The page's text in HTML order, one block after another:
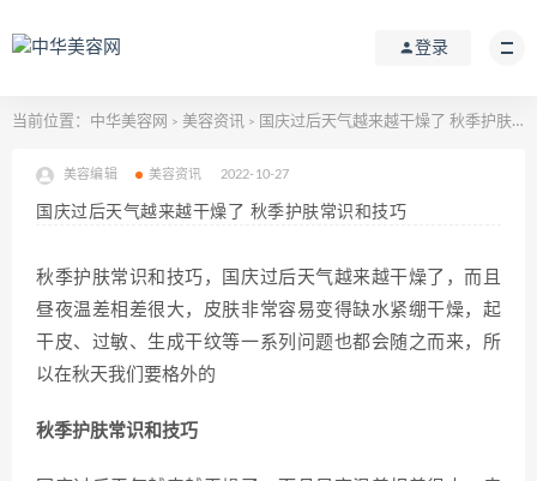
登录
当前位置： 中华美容网 > 美容资讯 > 国庆过后天气越来越干燥了 秋季护肤常识和技巧
美容编辑 美容资讯 2022-10-27
国庆过后天气越来越干燥了 秋季护肤常识和技巧
秋季护肤常识和技巧，国庆过后天气越来越干燥了，而且
昼夜温差相差很大，皮肤非常容易变得缺水紧绷干燥，起
干皮、过敏、生成干纹等一系列问题也都会随之而来，所
以在秋天我们要格外的
秋季护肤常识和技巧